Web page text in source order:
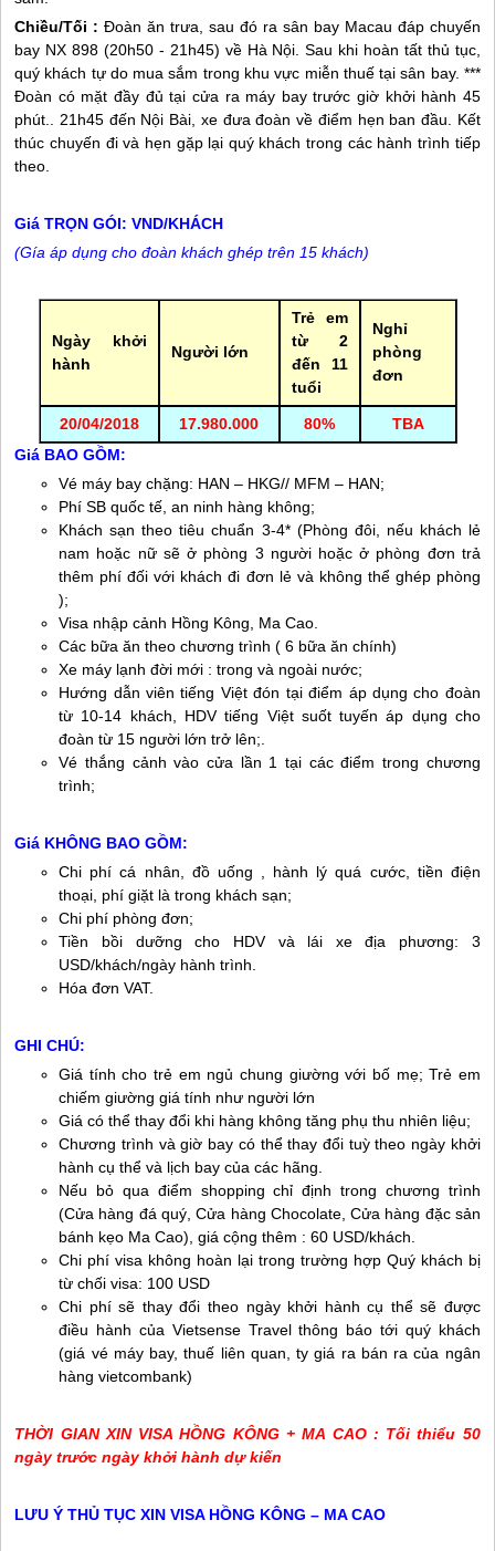
Chiều/Tối : Đoàn ăn trưa, sau đó ra sân bay Macau đáp chuyến
bay NX 898 (20h50 - 21h45) về Hà Nội. Sau khi hoàn tất thủ tục,
quý khách tự do mua sắm trong khu vực miễn thuế tại sân bay. ***
Đoàn có mặt đầy đủ tại cửa ra máy bay trước giờ khởi hành 45
phút.. 21h45 đến Nội Bài, xe đưa đoàn về điểm hẹn ban đầu. Kết
thúc chuyến đi và hẹn gặp lại quý khách trong các hành trình tiếp
theo.
Giá TRỌN GÓI: VND/KHÁCH
(Gía áp dụng cho đoàn khách ghép trên 15 khách)
Ngày khởi
hành
Người lớn
Trẻ em
từ 2
đến 11
tuổi
Nghỉ
phòng
đơn
20/04/2018 17.980.000 80%
TBA
Giá BAO GỒM:
Vé máy bay chặng: HAN – HKG// MFM – HAN;
Phí SB quốc tế, an ninh hàng không;
Khách sạn theo tiêu chuẩn 3-4* (Phòng đôi, nếu khách lẻ
nam hoặc nữ sẽ ở phòng 3 người hoặc ở phòng đơn trả
thêm phí đối với khách đi đơn lẻ và không thể ghép phòng
);
Visa nhập cảnh Hồng Kông, Ma Cao.
Các bữa ăn theo chương trình ( 6 bữa ăn chính)
Xe máy lạnh đời mới : trong và ngoài nước;
Hướng dẫn viên tiếng Việt đón tại điểm áp dụng cho đoàn
từ 10-14 khách, HDV tiếng Việt suốt tuyến áp dụng cho
đoàn từ 15 người lớn trở lên;.
Vé thắng cảnh vào cửa lần 1 tại các điểm trong chương
trình;
Giá KHÔNG BAO GỒM:
Chi phí cá nhân, đồ uống , hành lý quá cước, tiền điện
thoại, phí giặt là trong khách sạn;
Chi phí phòng đơn;
Tiền bồi dưỡng cho HDV và lái xe địa phương: 3
USD/khách/ngày hành trình.
Hóa đơn VAT.
GHI CHÚ:
Giá tính cho trẻ em ngủ chung giường với bố mẹ; Trẻ em
chiếm giường giá tính như người lớn
Giá có thể thay đổi khi hàng không tăng phụ thu nhiên liệu;
Chương trình và giờ bay có thể thay đổi tuỳ theo ngày khởi
hành cụ thể và lịch bay của các hãng.
Nếu bỏ qua điểm shopping chỉ định trong chương trình
(Cửa hàng đá quý, Cửa hàng Chocolate, Cửa hàng đặc sản
bánh kẹo Ma Cao), giá cộng thêm : 60 USD/khách.
Chi phí visa không hoàn lại trong trường hợp Quý khách bị
từ chối visa: 100 USD
Chi phí sẽ thay đổi theo ngày khởi hành cụ thể sẽ được
điều hành của Vietsense Travel thông báo tới quý khách
(giá vé máy bay, thuế liên quan, ty giá ra bán ra của ngân
hàng vietcombank)
THỜI GIAN XIN VISA HỒNG KÔNG + MA CAO : Tối thiểu 50
ngày trước ngày khởi hành dự kiến
LƯU Ý THỦ TỤC XIN VISA HỒNG KÔNG – MA CAO